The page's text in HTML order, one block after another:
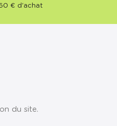
€ d'achat
du site.